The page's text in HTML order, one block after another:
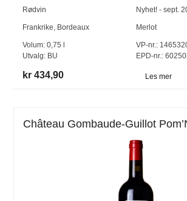
Rødvin Nyhet! - sept.
Frankrike, Bordeaux Merlot
Volum:0,75
Utvalg: BU
VP-nr.:
EPD-nr.:
kr 434,90 Les mer
Château Gombaude-Guillot